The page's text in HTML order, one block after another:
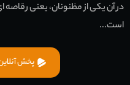
در آن یکی از مظنونان، یعنی رقاصه
است...
پخش